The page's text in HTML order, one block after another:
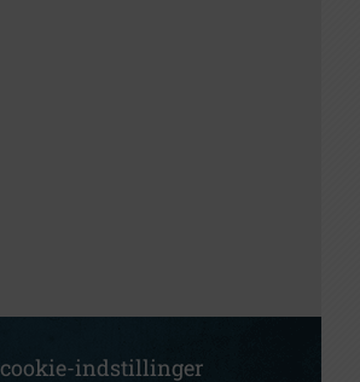
cookie-indstillinger